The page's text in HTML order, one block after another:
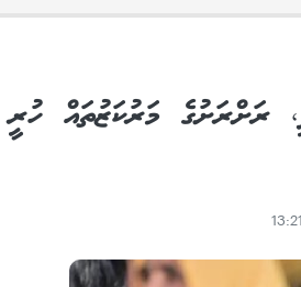
ރަށްރަށުގެ މަރުކަޒުތައް